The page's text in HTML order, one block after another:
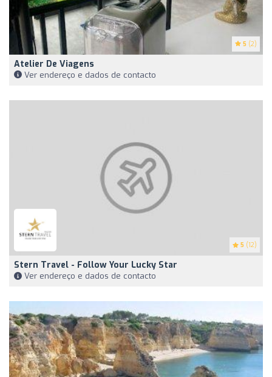
5 (2)
Atelier De Viagens
Ver endereço e dados de contacto
5 (12)
Stern Travel - Follow Your Lucky Star
Ver endereço e dados de contacto